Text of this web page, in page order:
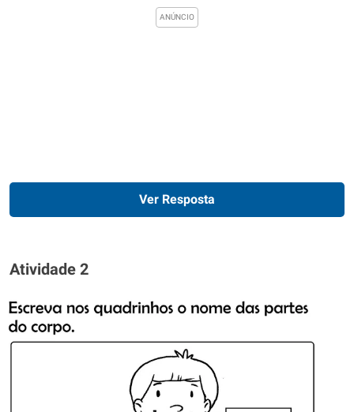
Ver Resposta
Atividade 2